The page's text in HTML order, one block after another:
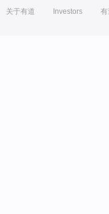
关于有道 Investors